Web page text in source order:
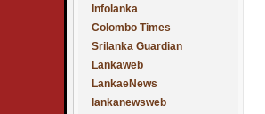
Infolanka
Colombo Times
Srilanka Guardian
Lankaweb
LankaeNews
lankanewsweb